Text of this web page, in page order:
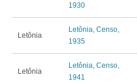
1930
Letônia
Letônia, Censo,
1935
Letônia
Letônia, Censo,
1941